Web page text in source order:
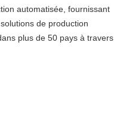
automatisée, fournissant
de production
plus de 50 pays à travers